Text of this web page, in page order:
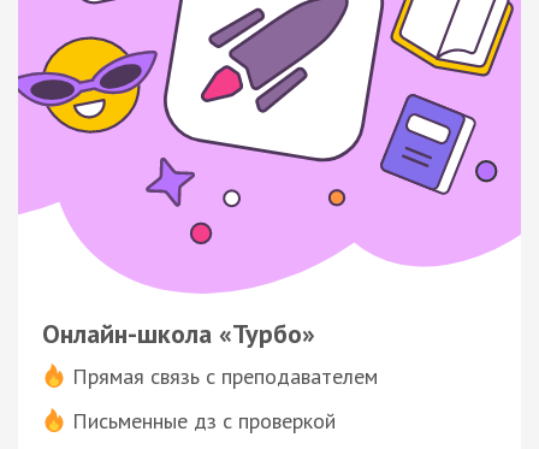
Онлайн-школа «Турбо»
Прямая связь с преподавателем
Письменные дз с проверкой